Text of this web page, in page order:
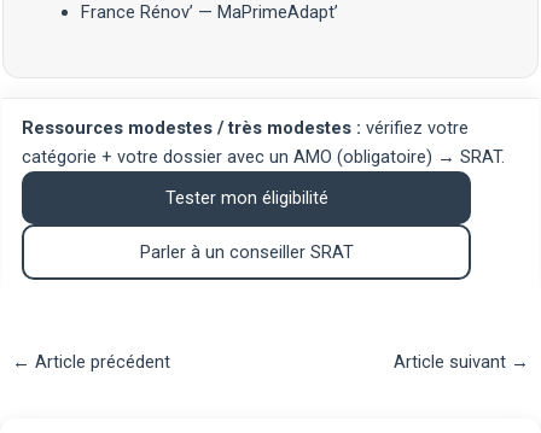
France Rénov’ — MaPrimeAdapt’
Ressources modestes / très modestes : vérifiez votre
catégorie + votre dossier avec un AMO (obligatoire) → SRAT.
Tester mon éligibilité
Parler à un conseiller SRAT
Navigation
← Article précédent Article suivant →